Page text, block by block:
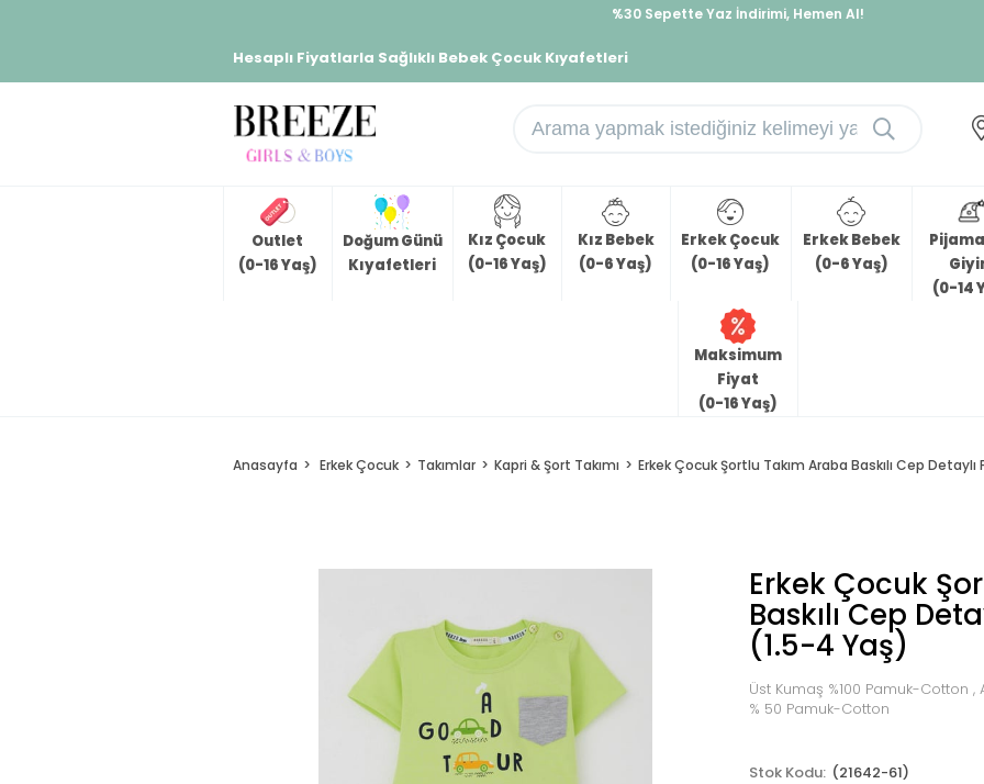
Hesaplı Fiyatlarla Sağlıklı Bebek Çocuk Kıyafetleri
Outlet
(0-16 Yaş)
Doğum Günü
Kıyafetleri
Kız Çocuk
(0-16 Yaş)
Kız Bebek
(0-6 Yaş)
Erkek Çocuk
(0-16 Yaş)
Erkek Bebek
(0-6 Yaş)
(0-14
Maksimum
Fiyat
(0-16 Yaş)
Anasayfa Erkek Çocuk Takımlar Kapri & Şort Takımı Erkek Çocuk Şortlu Takım Araba Baskılı Cep Detaylı
Erkek Çocuk
Baskılı Cep
(1.5-4 Yaş)
Üst Kumaş %100 Pamuk-Cotton
% 50 Pamuk-Cotton
(21642-61)